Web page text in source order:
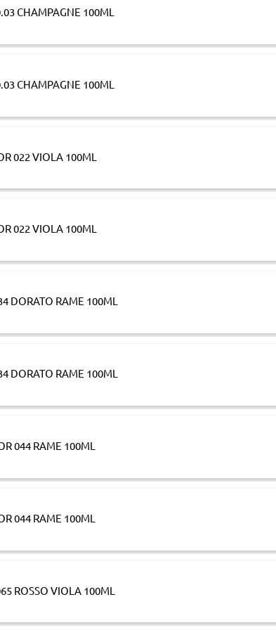
CHAMPAGNE 100ML
CHAMPAGNE 100ML
022 VIOLA 100ML
022 VIOLA 100ML
DORATO RAME 100ML
DORATO RAME 100ML
044 RAME 100ML
044 RAME 100ML
ROSSO VIOLA 100ML